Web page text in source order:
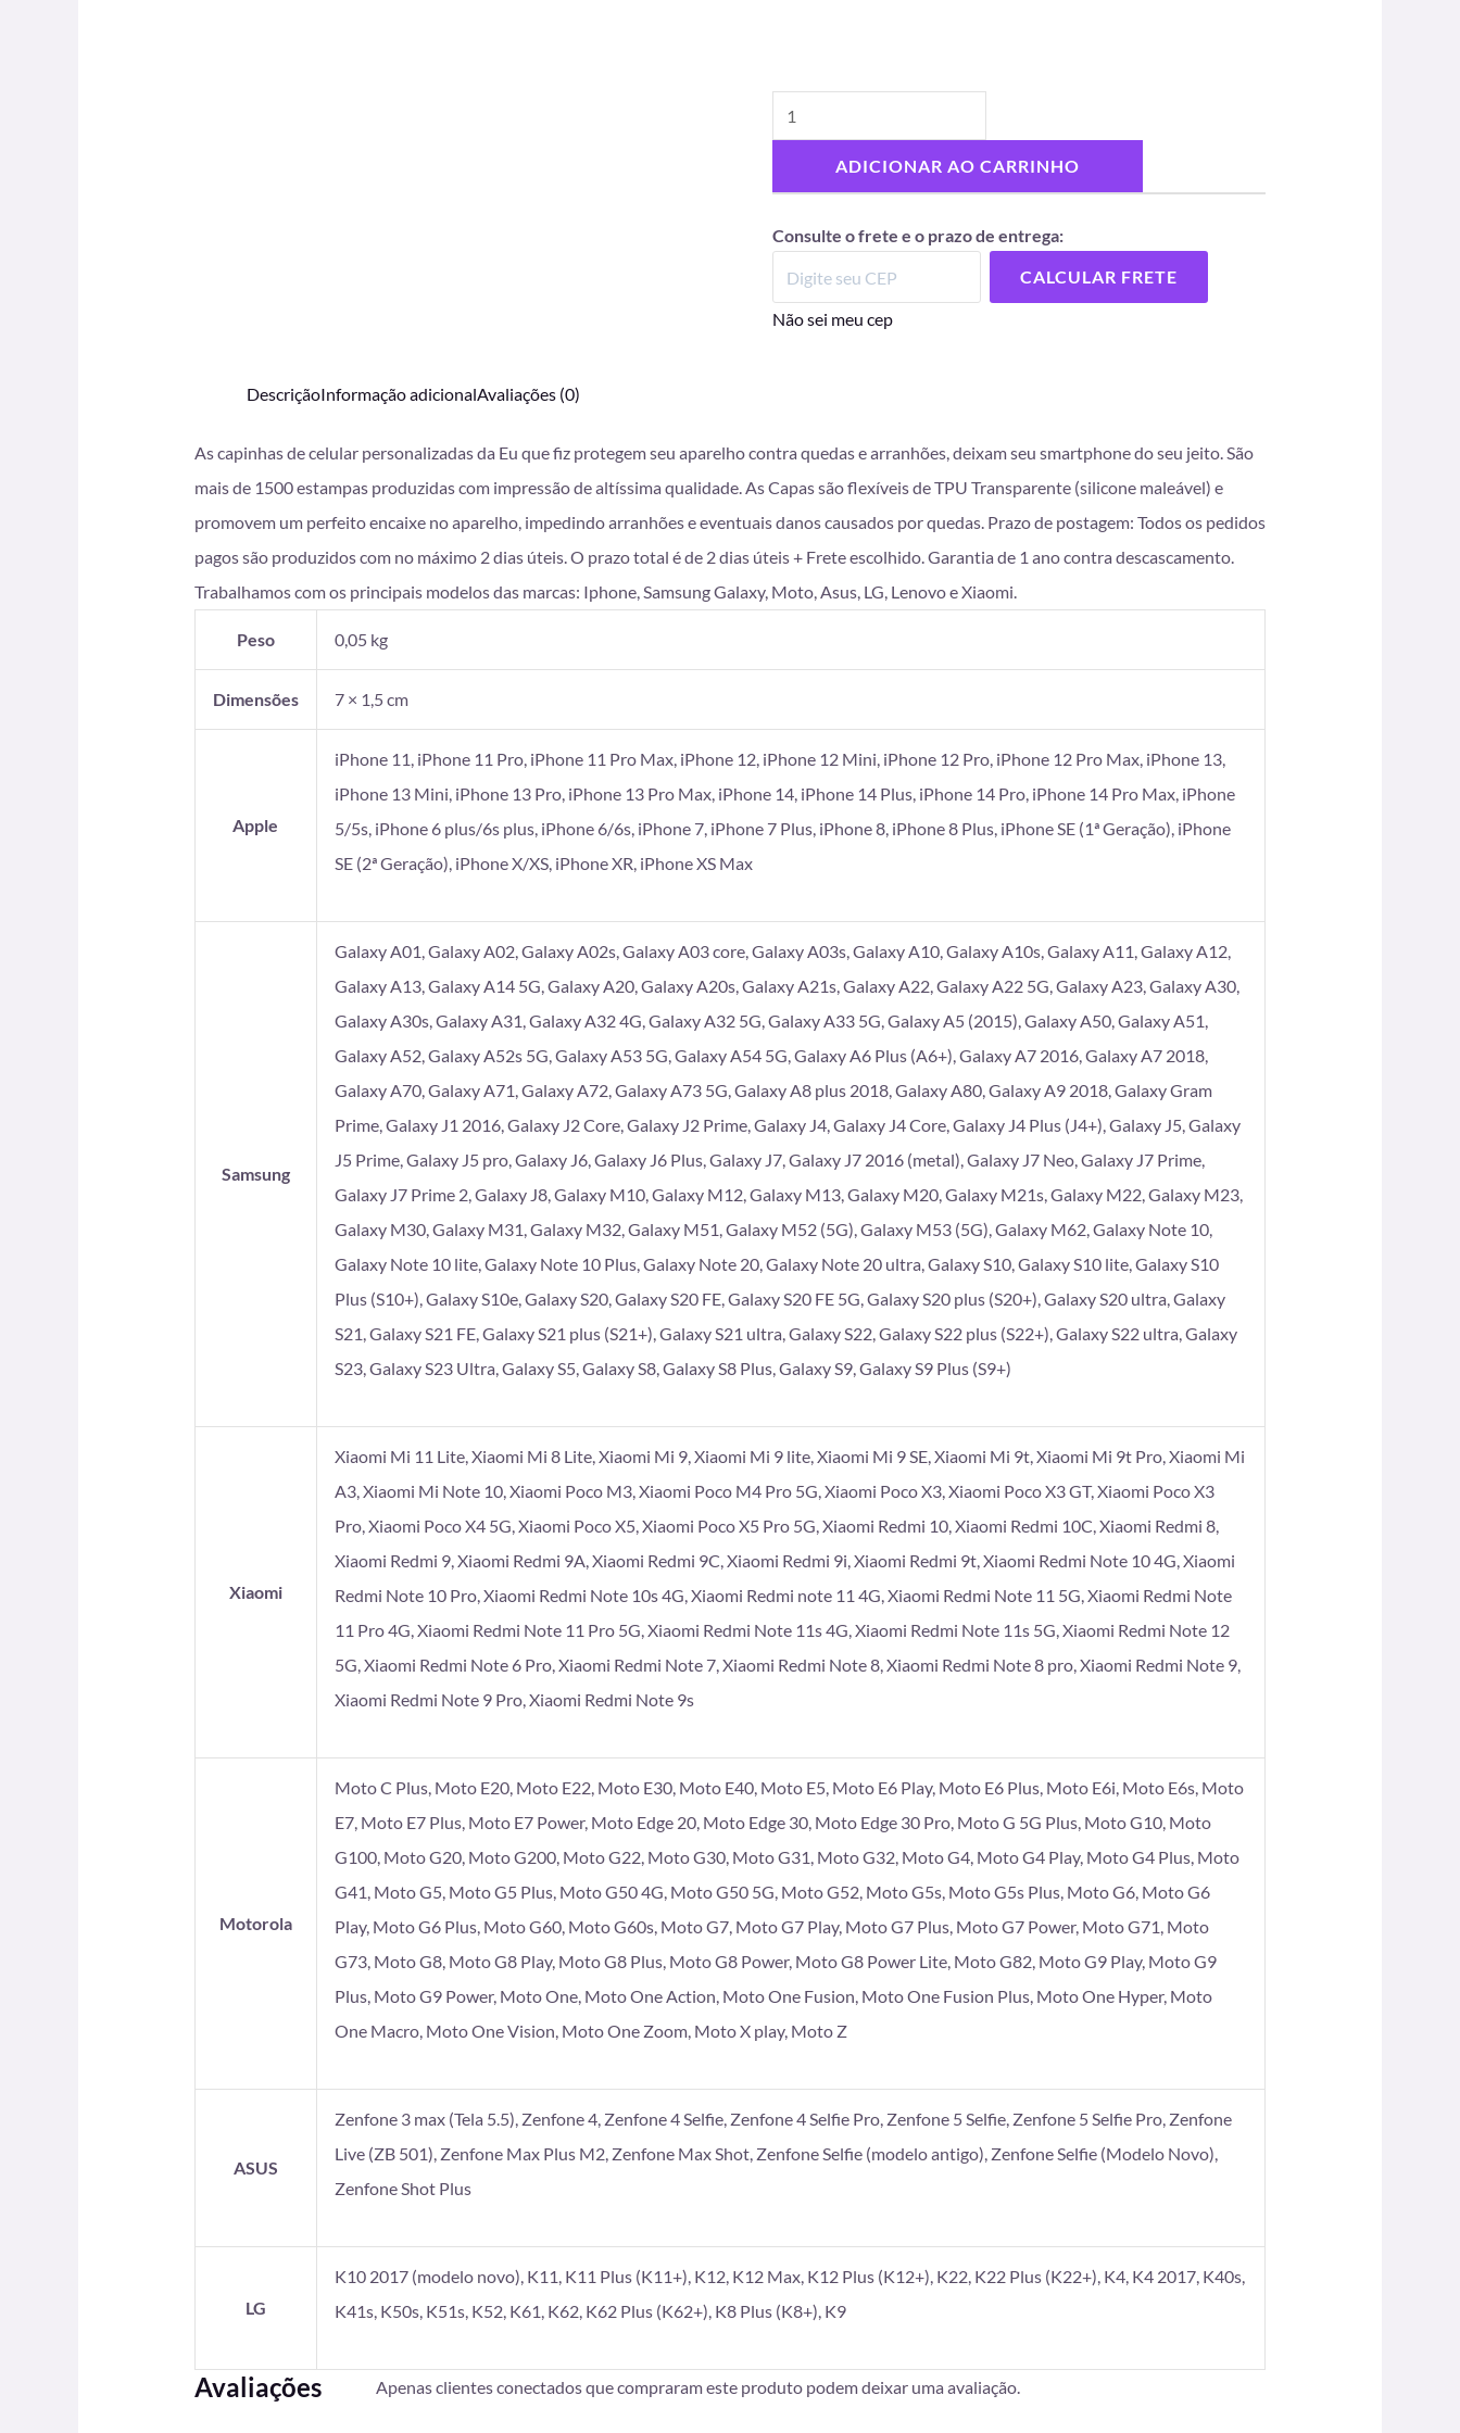
ADICIONAR AO CARRINHO
Consulte o frete e o prazo de entrega:
CALCULAR FRETE
Não sei meu cep
DescriçãoInformação adicionalAvaliações (0)
As capinhas de celular personalizadas da Eu que fiz protegem seu aparelho contra quedas e arranhões, deixam seu smartphone do seu jeito. São
mais de 1500 estampas produzidas com impressão de altíssima qualidade. As Capas são flexíveis de TPU Transparente (silicone maleável) e
promovem um perfeito encaixe no aparelho, impedindo arranhões e eventuais danos causados por quedas. Prazo de postagem: Todos os pedidos
pagos são produzidos com no máximo 2 dias úteis. O prazo total é de 2 dias úteis + Frete escolhido. Garantia de 1 ano contra descascamento.
Trabalhamos com os principais modelos das marcas: Iphone, Samsung Galaxy, Moto, Asus, LG, Lenovo e Xiaomi.
Peso 0,05 kg
Dimensões 7 × 1,5 cm
Apple
iPhone 11, iPhone 11 Pro, iPhone 11 Pro Max, iPhone 12, iPhone 12 Mini, iPhone 12 Pro, iPhone 12 Pro Max, iPhone 13,
iPhone 13 Mini, iPhone 13 Pro, iPhone 13 Pro Max, iPhone 14, iPhone 14 Plus, iPhone 14 Pro, iPhone 14 Pro Max, iPhone
5/5s, iPhone 6 plus/6s plus, iPhone 6/6s, iPhone 7, iPhone 7 Plus, iPhone 8, iPhone 8 Plus, iPhone SE (1ª Geração), iPhone
SE (2ª Geração), iPhone X/XS, iPhone XR, iPhone XS Max
Samsung
Galaxy A01, Galaxy A02, Galaxy A02s, Galaxy A03 core, Galaxy A03s, Galaxy A10, Galaxy A10s, Galaxy A11, Galaxy A12,
Galaxy A13, Galaxy A14 5G, Galaxy A20, Galaxy A20s, Galaxy A21s, Galaxy A22, Galaxy A22 5G, Galaxy A23, Galaxy A30,
Galaxy A30s, Galaxy A31, Galaxy A32 4G, Galaxy A32 5G, Galaxy A33 5G, Galaxy A5 (2015), Galaxy A50, Galaxy A51,
Galaxy A52, Galaxy A52s 5G, Galaxy A53 5G, Galaxy A54 5G, Galaxy A6 Plus (A6+), Galaxy A7 2016, Galaxy A7 2018,
Galaxy A70, Galaxy A71, Galaxy A72, Galaxy A73 5G, Galaxy A8 plus 2018, Galaxy A80, Galaxy A9 2018, Galaxy Gram
Prime, Galaxy J1 2016, Galaxy J2 Core, Galaxy J2 Prime, Galaxy J4, Galaxy J4 Core, Galaxy J4 Plus (J4+), Galaxy J5, Galaxy
J5 Prime, Galaxy J5 pro, Galaxy J6, Galaxy J6 Plus, Galaxy J7, Galaxy J7 2016 (metal), Galaxy J7 Neo, Galaxy J7 Prime,
Galaxy J7 Prime 2, Galaxy J8, Galaxy M10, Galaxy M12, Galaxy M13, Galaxy M20, Galaxy M21s, Galaxy M22, Galaxy M23,
Galaxy M30, Galaxy M31, Galaxy M32, Galaxy M51, Galaxy M52 (5G), Galaxy M53 (5G), Galaxy M62, Galaxy Note 10,
Galaxy Note 10 lite, Galaxy Note 10 Plus, Galaxy Note 20, Galaxy Note 20 ultra, Galaxy S10, Galaxy S10 lite, Galaxy S10
Plus (S10+), Galaxy S10e, Galaxy S20, Galaxy S20 FE, Galaxy S20 FE 5G, Galaxy S20 plus (S20+), Galaxy S20 ultra, Galaxy
S21, Galaxy S21 FE, Galaxy S21 plus (S21+), Galaxy S21 ultra, Galaxy S22, Galaxy S22 plus (S22+), Galaxy S22 ultra, Galaxy
S23, Galaxy S23 Ultra, Galaxy S5, Galaxy S8, Galaxy S8 Plus, Galaxy S9, Galaxy S9 Plus (S9+)
Xiaomi
Xiaomi Mi 11 Lite, Xiaomi Mi 8 Lite, Xiaomi Mi 9, Xiaomi Mi 9 lite, Xiaomi Mi 9 SE, Xiaomi Mi 9t, Xiaomi Mi 9t Pro, Xiaomi Mi
A3, Xiaomi Mi Note 10, Xiaomi Poco M3, Xiaomi Poco M4 Pro 5G, Xiaomi Poco X3, Xiaomi Poco X3 GT, Xiaomi Poco X3
Pro, Xiaomi Poco X4 5G, Xiaomi Poco X5, Xiaomi Poco X5 Pro 5G, Xiaomi Redmi 10, Xiaomi Redmi 10C, Xiaomi Redmi 8,
Xiaomi Redmi 9, Xiaomi Redmi 9A, Xiaomi Redmi 9C, Xiaomi Redmi 9i, Xiaomi Redmi 9t, Xiaomi Redmi Note 10 4G, Xiaomi
Redmi Note 10 Pro, Xiaomi Redmi Note 10s 4G, Xiaomi Redmi note 11 4G, Xiaomi Redmi Note 11 5G, Xiaomi Redmi Note
11 Pro 4G, Xiaomi Redmi Note 11 Pro 5G, Xiaomi Redmi Note 11s 4G, Xiaomi Redmi Note 11s 5G, Xiaomi Redmi Note 12
5G, Xiaomi Redmi Note 6 Pro, Xiaomi Redmi Note 7, Xiaomi Redmi Note 8, Xiaomi Redmi Note 8 pro, Xiaomi Redmi Note 9,
Xiaomi Redmi Note 9 Pro, Xiaomi Redmi Note 9s
Motorola
Moto C Plus, Moto E20, Moto E22, Moto E30, Moto E40, Moto E5, Moto E6 Play, Moto E6 Plus, Moto E6i, Moto E6s, Moto
E7, Moto E7 Plus, Moto E7 Power, Moto Edge 20, Moto Edge 30, Moto Edge 30 Pro, Moto G 5G Plus, Moto G10, Moto
G100, Moto G20, Moto G200, Moto G22, Moto G30, Moto G31, Moto G32, Moto G4, Moto G4 Play, Moto G4 Plus, Moto
G41, Moto G5, Moto G5 Plus, Moto G50 4G, Moto G50 5G, Moto G52, Moto G5s, Moto G5s Plus, Moto G6, Moto G6
Play, Moto G6 Plus, Moto G60, Moto G60s, Moto G7, Moto G7 Play, Moto G7 Plus, Moto G7 Power, Moto G71, Moto
G73, Moto G8, Moto G8 Play, Moto G8 Plus, Moto G8 Power, Moto G8 Power Lite, Moto G82, Moto G9 Play, Moto G9
Plus, Moto G9 Power, Moto One, Moto One Action, Moto One Fusion, Moto One Fusion Plus, Moto One Hyper, Moto
One Macro, Moto One Vision, Moto One Zoom, Moto X play, Moto Z
ASUS
Zenfone 3 max (Tela 5.5), Zenfone 4, Zenfone 4 Selfie, Zenfone 4 Selfie Pro, Zenfone 5 Selfie, Zenfone 5 Selfie Pro, Zenfone
Live (ZB 501), Zenfone Max Plus M2, Zenfone Max Shot, Zenfone Selfie (modelo antigo), Zenfone Selfie (Modelo Novo),
Zenfone Shot Plus
LG
K10 2017 (modelo novo), K11, K11 Plus (K11+), K12, K12 Max, K12 Plus (K12+), K22, K22 Plus (K22+), K4, K4 2017, K40s,
K41s, K50s, K51s, K52, K61, K62, K62 Plus (K62+), K8 Plus (K8+), K9
Avaliações Apenas clientes conectados que compraram este produto podem deixar uma avaliação.